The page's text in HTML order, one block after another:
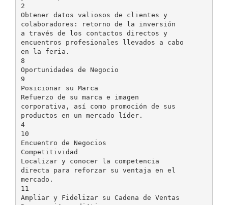
2
Obtener datos valiosos de clientes y
colaboradores: retorno de la inversión
a través de los contactos directos y
encuentros profesionales llevados a cabo
en la feria.
8
Oportunidades de Negocio
9
Posicionar su Marca
Refuerzo de su marca e imagen
corporativa, así como promoción de sus
productos en un mercado líder.
4
10
Encuentro de Negocios
Competitividad
Localizar y conocer la competencia
directa para reforzar su ventaja en el
mercado.
11
Ampliar y Fidelizar su Cadena de Ventas